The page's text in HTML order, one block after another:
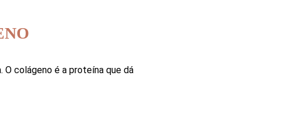
colágeno é a proteína que dá